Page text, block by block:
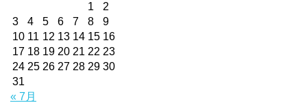
1
2
3
4 5 6 7 8
9
10 11 12 13 14 15 16
17 18 19 20 21 22 23
24 25 26 27 28 29 30
31
« 7月